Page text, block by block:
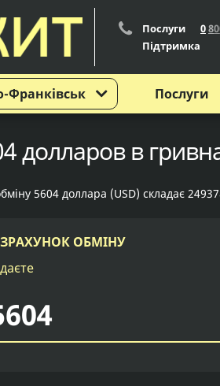
Франківськ
Послуги 080
Підтримка
Послуги
долларов в
5604 доллара (USD) складає
ОБМІНУ